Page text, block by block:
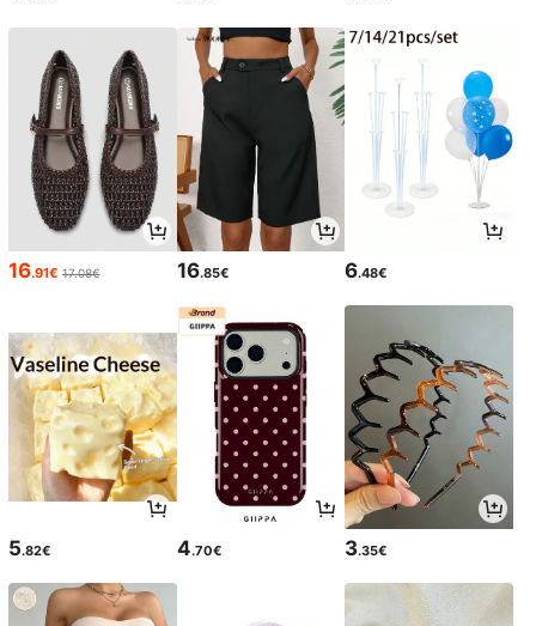
16.91€ 17.08€ 16.85€ 6.48€
5.82€ 4.70€ 3.35€